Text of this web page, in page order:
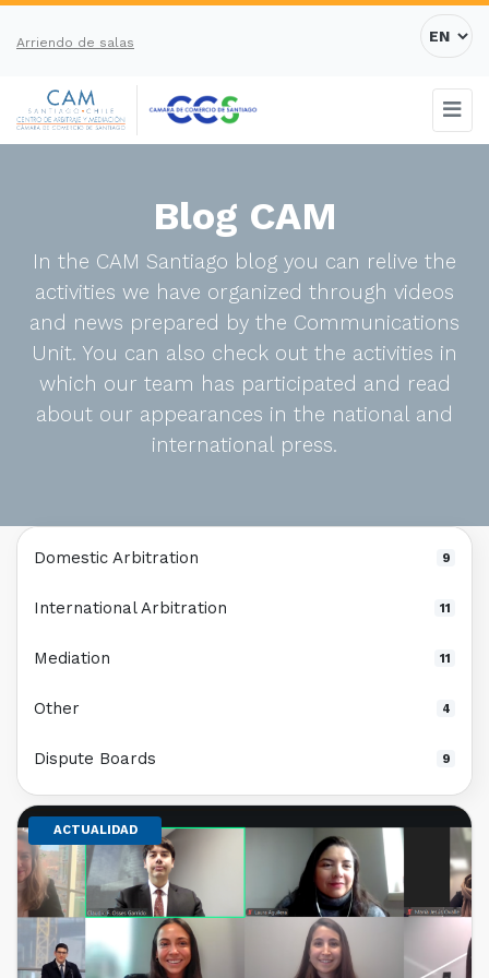
Arriendo de salas
Blog CAM
In the CAM Santiago blog you can relive the
activities we have organized through videos
and news prepared by the Communications
Unit. You can also check out the activities in
which our team has participated and read
about our appearances in the national and
international press.
ACTUALIDAD
Domestic Arbitration 9
International Arbitration 11
Mediation 11
Other 4
Dispute Boards 9